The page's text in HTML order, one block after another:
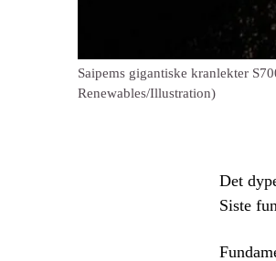
Saipems gigantiske kranlekter
Renewables/Illustration)
Det
Siste